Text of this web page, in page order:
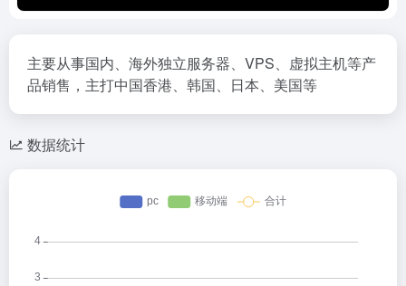
主要从事国内、海外独立服务器、VPS、虚拟主机等产
品销售，主打中国香港、韩国、日本、美国等
数据统计